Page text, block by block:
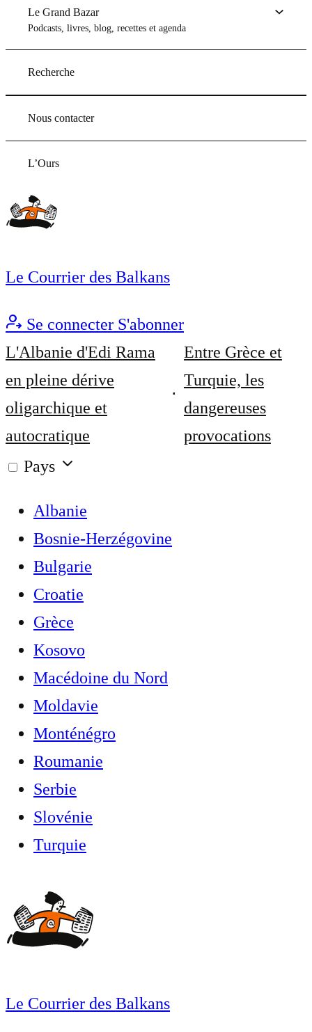
Le Grand Bazar
Podcasts, livres, blog, recettes et agenda
Recherche
Nous contacter
L’Ours
Le Courrier des Balkans
Se connecter S'abonner
L'Albanie d'Edi Rama
en pleine dérive
oligarchique et
autocratique
Entre Grèce et
Turquie, les
dangereuses
provocations
Pays
Albanie
Bosnie-Herzégovine
Bulgarie
Croatie
Grèce
Kosovo
Macédoine du Nord
Moldavie
Monténégro
Roumanie
Serbie
Slovénie
Turquie
Le Courrier des Balkans